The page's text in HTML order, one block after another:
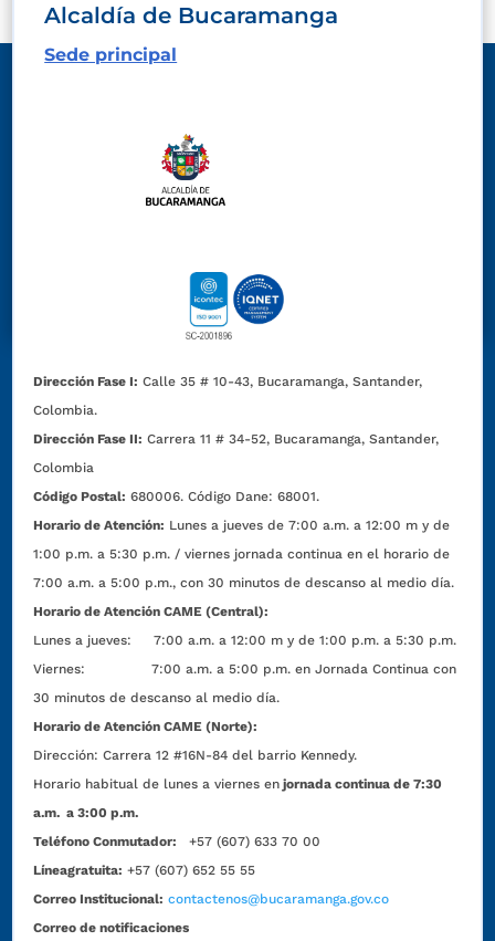
Alcaldía de Bucaramanga
Sede principal
Dirección Fase I: Calle 35 # 10-43, Bucaramanga, Santander,
Colombia.
Dirección Fase II: Carrera 11 # 34-52, Bucaramanga, Santander,
Colombia
Código Postal: 680006. Código Dane: 68001.
Horario de Atención: Lunes a jueves de 7:00 a.m. a 12:00 m y de
1:00 p.m. a 5:30 p.m. / viernes jornada continua en el horario de
7:00 a.m. a 5:00 p.m., con 30 minutos de descanso al medio día.
Horario de Atención CAME (Central):
Lunes a jueves: 7:00 a.m. a 12:00 m y de 1:00 p.m. a 5:30 p.m.
Viernes: 7:00 a.m. a 5:00 p.m. en Jornada Continua con
30 minutos de descanso al medio día.
Horario de Atención CAME (Norte):
Dirección:Carrera 12 #16N-84 del barrio Kennedy.
Horario habitual de lunes a viernes en jornada continua de 7:30
a.m. a 3:00 p.m.
Teléfono Conmutador:
+57 (607) 633 70 00
Líneagratuita: +57 (607) 652 55 55
Correo Institucional: contactenos@bucaramanga.gov.co
Correo de notificaciones